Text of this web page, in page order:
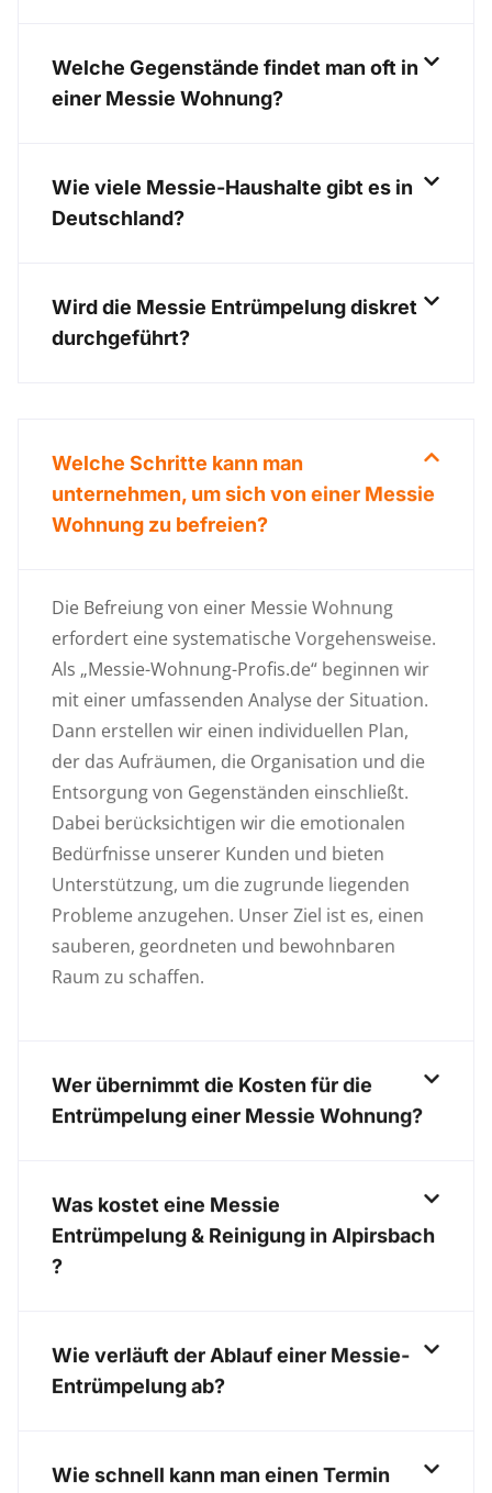
Welche Gegenstände findet man oft in
einer Messie Wohnung?
Wie viele Messie-Haushalte gibt es in
Deutschland?
Wird die Messie Entrümpelung diskret
durchgeführt?
Welche Schritte kann man
unternehmen, um sich von einer Messie
Wohnung zu befreien?
Die Befreiung von einer Messie Wohnung
erfordert eine systematische Vorgehensweise.
Als „Messie-Wohnung-Profis.de“ beginnen wir
mit einer umfassenden Analyse der Situation.
Dann erstellen wir einen individuellen Plan,
der das Aufräumen, die Organisation und die
Entsorgung von Gegenständen einschließt.
Dabei berücksichtigen wir die emotionalen
Bedürfnisse unserer Kunden und bieten
Unterstützung, um die zugrunde liegenden
Probleme anzugehen. Unser Ziel ist es, einen
sauberen, geordneten und bewohnbaren
Raum zu schaffen.
Wer übernimmt die Kosten für die
Entrümpelung einer Messie Wohnung?
Was kostet eine Messie
Entrümpelung & Reinigung in Alpirsbach
?
Wie verläuft der Ablauf einer Messie-
Entrümpelung ab?
Wie schnell kann man einen Termin